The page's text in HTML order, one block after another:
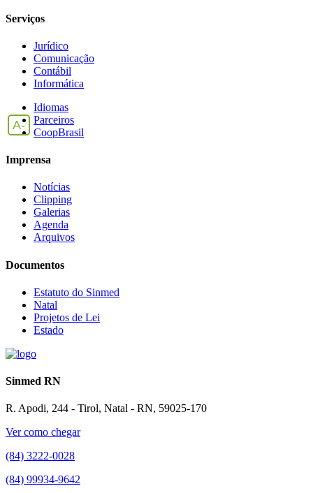
A-
Serviços
Jurídico
Comunicação
Contábil
Informática
Idiomas
Parceiros
CoopBrasil
Imprensa
Notícias
Clipping
Galerias
Agenda
Arquivos
Documentos
Estatuto do Sinmed
Natal
Projetos de Lei
Estado
Sinmed RN
R. Apodi, 244 - Tirol, Natal - RN, 59025-170
Ver como chegar
(84) 3222-0028
(84) 99934-9642